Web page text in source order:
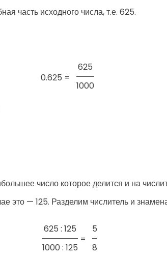
часть исходного числа, т.е. 625.
0.625 =
625
1000
число которое делится и на
это — 125. Разделим числитель и
625 : 125
1000 : 125
=
5
8